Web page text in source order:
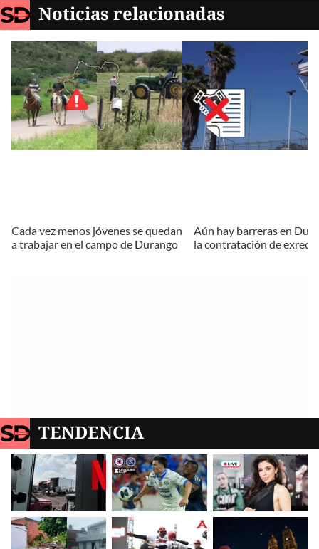
Noticias relacionadas
Cada vez menos jóvenes se quedan
a trabajar en el campo de Durango
Aún hay barreras en
la contratación de
TENDENCIA